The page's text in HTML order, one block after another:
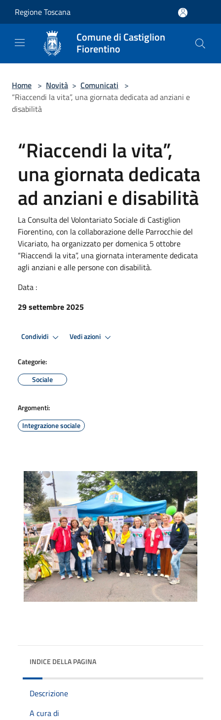
Regione Toscana
Comune di Castiglion
Fiorentino
Home > Novità > Comunicati >
“Riaccendi la vita”, una giornata dedicata ad anziani e
disabilità
“Riaccendi la vita”,
una giornata dedicata
ad anziani e disabilità
La Consulta del Volontariato Sociale di Castiglion
Fiorentino, con la collaborazione delle Parrocchie del
Vicariato, ha organizzato per domenica 5 ottobre
“Riaccendi la vita”, una giornata interamente dedicata
agli anziani e alle persone con disabilità.
Data :
29 settembre 2025
Condividi Vedi azioni
Categorie:
Sociale
Argomenti:
Integrazione sociale
INDICE DELLA PAGINA
Descrizione
A cura di